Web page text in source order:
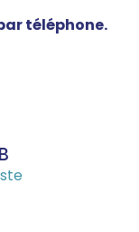
téléphone.